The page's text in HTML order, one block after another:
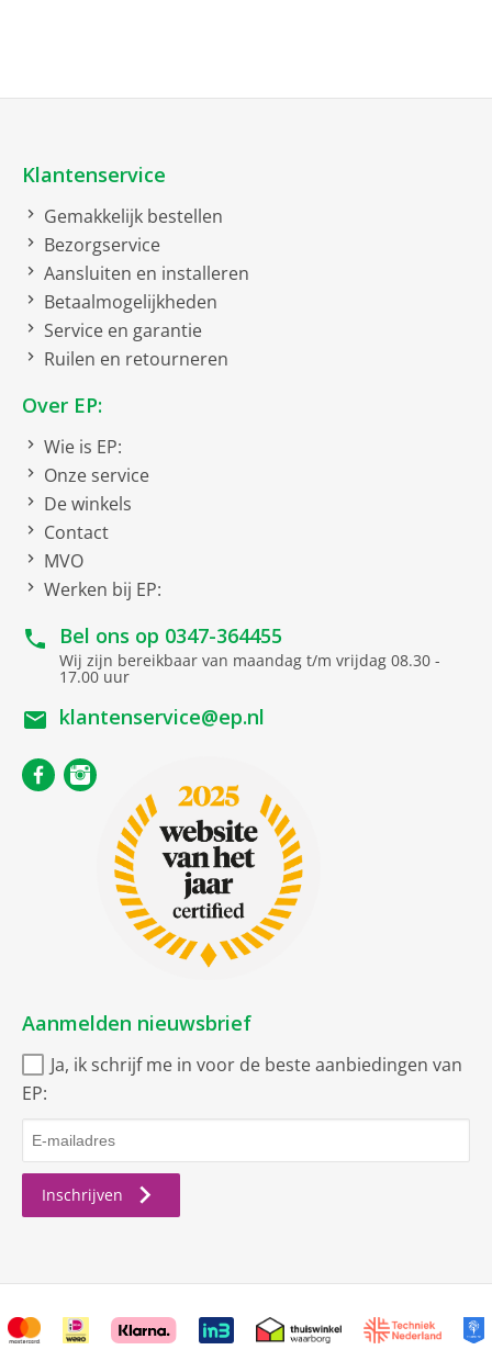
Klantenservice
Gemakkelijk bestellen
Bezorgservice
Aansluiten en installeren
Betaalmogelijkheden
Service en garantie
Ruilen en retourneren
Over EP:
Wie is EP:
Onze service
De winkels
Contact
MVO
Werken bij EP:
Bel ons op 0347-364455
Wij zijn bereikbaar van maandag t/m vrijdag 08.30 -
17.00 uur
klantenservice@ep.nl
Aanmelden nieuwsbrief
Ja, ik schrijf me in voor de beste aanbiedingen van
EP:
Inschrijven